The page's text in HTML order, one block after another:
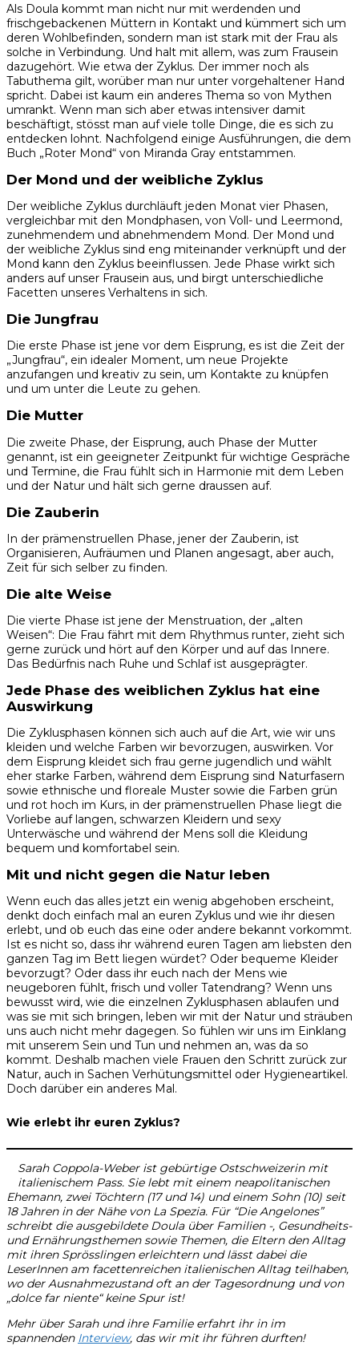
Als Doula kommt man nicht nur mit werdenden und
frischgebackenen Müttern in Kontakt und kümmert sich um
deren Wohlbefinden, sondern man ist stark mit der Frau als
solche in Verbindung. Und halt mit allem, was zum Frausein
dazugehört. Wie etwa der Zyklus. Der immer noch als
Tabuthema gilt, worüber man nur unter vorgehaltener Hand
spricht. Dabei ist kaum ein anderes Thema so von Mythen
umrankt. Wenn man sich aber etwas intensiver damit
beschäftigt, stösst man auf viele tolle Dinge, die es sich zu
entdecken lohnt. Nachfolgend einige Ausführungen, die dem
Buch „Roter Mond“ von Miranda Gray entstammen.
Der Mond und der weibliche Zyklus
Der weibliche Zyklus durchläuft jeden Monat vier Phasen,
vergleichbar mit den Mondphasen, von Voll- und Leermond,
zunehmendem und abnehmendem Mond. Der Mond und
der weibliche Zyklus sind eng miteinander verknüpft und der
Mond kann den Zyklus beeinflussen. Jede Phase wirkt sich
anders auf unser Frausein aus, und birgt unterschiedliche
Facetten unseres Verhaltens in sich.
Die Jungfrau
Die erste Phase ist jene vor dem Eisprung, es ist die Zeit der
„Jungfrau“, ein idealer Moment, um neue Projekte
anzufangen und kreativ zu sein, um Kontakte zu knüpfen
und um unter die Leute zu gehen.
Die Mutter
Die zweite Phase, der Eisprung, auch Phase der Mutter
genannt, ist ein geeigneter Zeitpunkt für wichtige Gespräche
und Termine, die Frau fühlt sich in Harmonie mit dem Leben
und der Natur und hält sich gerne draussen auf.
Die Zauberin
In der prämenstruellen Phase, jener der Zauberin, ist
Organisieren, Aufräumen und Planen angesagt, aber auch,
Zeit für sich selber zu finden.
Die alte Weise
Die vierte Phase ist jene der Menstruation, der „alten
Weisen“: Die Frau fährt mit dem Rhythmus runter, zieht sich
gerne zurück und hört auf den Körper und auf das Innere.
Das Bedürfnis nach Ruhe und Schlaf ist ausgeprägter.
Jede Phase des weiblichen Zyklus hat eine
Auswirkung
Die Zyklusphasen können sich auch auf die Art, wie wir uns
kleiden und welche Farben wir bevorzugen, auswirken. Vor
dem Eisprung kleidet sich frau gerne jugendlich und wählt
eher starke Farben, während dem Eisprung sind Naturfasern
sowie ethnische und floreale Muster sowie die Farben grün
und rot hoch im Kurs, in der prämenstruellen Phase liegt die
Vorliebe auf langen, schwarzen Kleidern und sexy
Unterwäsche und während der Mens soll die Kleidung
bequem und komfortabel sein.
Mit und nicht gegen die Natur leben
Wenn euch das alles jetzt ein wenig abgehoben erscheint,
denkt doch einfach mal an euren Zyklus und wie ihr diesen
erlebt, und ob euch das eine oder andere bekannt vorkommt.
Ist es nicht so, dass ihr während euren Tagen am liebsten den
ganzen Tag im Bett liegen würdet? Oder bequeme Kleider
bevorzugt? Oder dass ihr euch nach der Mens wie
neugeboren fühlt, frisch und voller Tatendrang? Wenn uns
bewusst wird, wie die einzelnen Zyklusphasen ablaufen und
was sie mit sich bringen, leben wir mit der Natur und sträuben
uns auch nicht mehr dagegen. So fühlen wir uns im Einklang
mit unserem Sein und Tun und nehmen an, was da so
kommt. Deshalb machen viele Frauen den Schritt zurück zur
Natur, auch in Sachen Verhütungsmittel oder Hygieneartikel.
Doch darüber ein anderes Mal.
Wie erlebt ihr euren Zyklus?
Sarah Coppola-Weber ist gebürtige Ostschweizerin mit
italienischem Pass. Sie lebt mit einem neapolitanischen
Ehemann, zwei Töchtern (17 und 14) und einem Sohn (10) seit
18 Jahren in der Nähe von La Spezia. Für “Die Angelones”
schreibt die ausgebildete Doula über Familien -, Gesundheits-
und Ernährungsthemen sowie Themen, die Eltern den Alltag
mit ihren Sprösslingen erleichtern und lässt dabei die
LeserInnen am facettenreichen italienischen Alltag teilhaben,
wo der Ausnahmezustand oft an der Tagesordnung und von
„dolce far niente“ keine Spur ist!
Mehr über Sarah und ihre Familie erfahrt ihr in im
spannenden Interview, das wir mit ihr führen durften!